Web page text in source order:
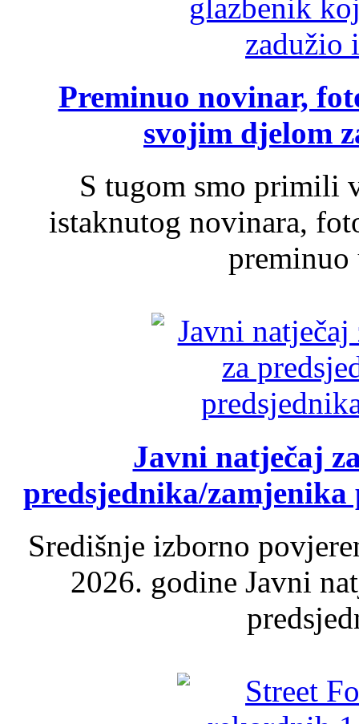
Preminuo novinar,
svojim djelom
S tugom smo primili
istaknutog novinara,
Javni natječaj
predsjednika/
Središnje izborno
2026. godine Javni